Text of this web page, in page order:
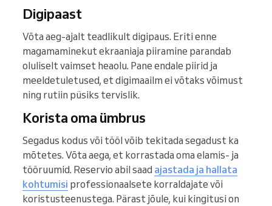
Digipaast
Võta aeg-ajalt teadlikult digipaus. Eriti enne
magamaminekut ekraaniaja piiramine parandab
oluliselt vaimset heaolu. Pane endale piirid ja
meeldetuletused, et digimaailm ei võtaks võimust
ning rutiin püsiks tervislik.
Korista oma ümbrus
Segadus kodus või tööl võib tekitada segadust ka
mõtetes. Võta aega, et korrastada oma elamis- ja
tööruumid. Reservio abil saad ajastada ja hallata
kohtumisi professionaalsete korraldajate või
koristusteenustega. Pärast jõule, kui kingitusi on